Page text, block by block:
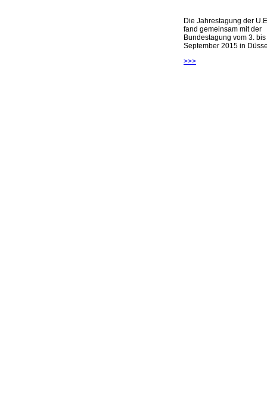
Die Jahrestagung der
fand gemeinsam mit der
Bundestagung vom 3. bis
September 2015 in
>>>